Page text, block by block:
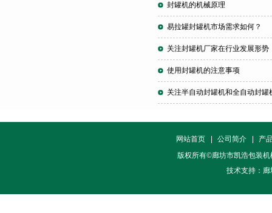
封罐机的机械原理
易拉罐封罐机市场需求如何？
关注封罐机厂家在行业发展形势
使用封罐机的注意事项
关注半自动封罐机和全自动封罐
网站首页 公司简介
产
版权所有©廊坊市凯浩包装
技术支持：